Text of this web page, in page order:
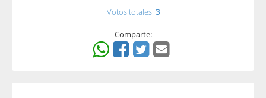
Votos totales: 3
Comparte: